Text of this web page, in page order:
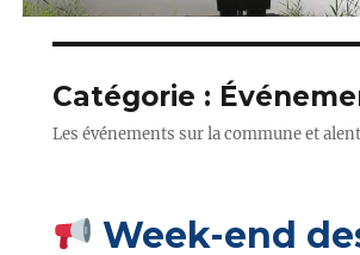
Catégorie :
Les événements sur la commune et
Week-end